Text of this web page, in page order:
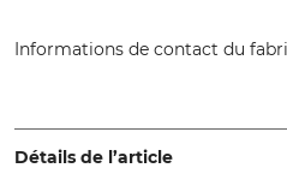
Informations de contact du
www.hart-outdoor.com
Détails de l’article